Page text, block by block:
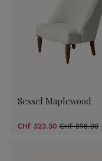
Sessel Maplewood
CHF 523.50 CHF 898.00
(41.7% gespart)